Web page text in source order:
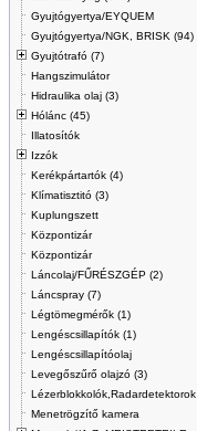
Gyujtógyertya/EYQUEM
Gyujtógyertya/NGK, BRISK (94)
Gyujtótrafó (7)
Hangszimulátor
Hidraulika olaj (3)
Hólánc (45)
Illatosítók
Izzók
Kerékpártartók (4)
Klímatisztitó (3)
Kuplungszett
Központizár
Központizár
Láncolaj/FŰRÉSZGÉP (2)
Láncspray (7)
Légtömegmérők (1)
Lengéscsillapítók (1)
Lengéscsillapítóolaj
Levegőszűrő olajzó (3)
Lézerblokkolók,Radardetektorok
Menetrögzítő kamera